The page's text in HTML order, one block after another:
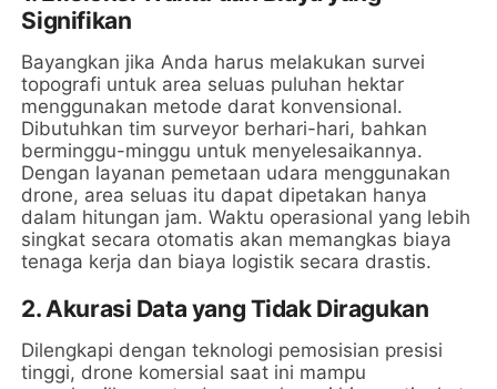
Signifikan
Bayangkan jika Anda harus melakukan survei
topografi untuk area seluas puluhan hektar
menggunakan metode darat konvensional.
Dibutuhkan tim surveyor berhari-hari, bahkan
berminggu-minggu untuk menyelesaikannya.
Dengan layanan pemetaan udara menggunakan
drone, area seluas itu dapat dipetakan hanya
dalam hitungan jam. Waktu operasional yang lebih
singkat secara otomatis akan memangkas biaya
tenaga kerja dan biaya logistik secara drastis.
2. Akurasi Data yang Tidak Diragukan
Dilengkapi dengan teknologi pemosisian presisi
tinggi, drone komersial saat ini mampu